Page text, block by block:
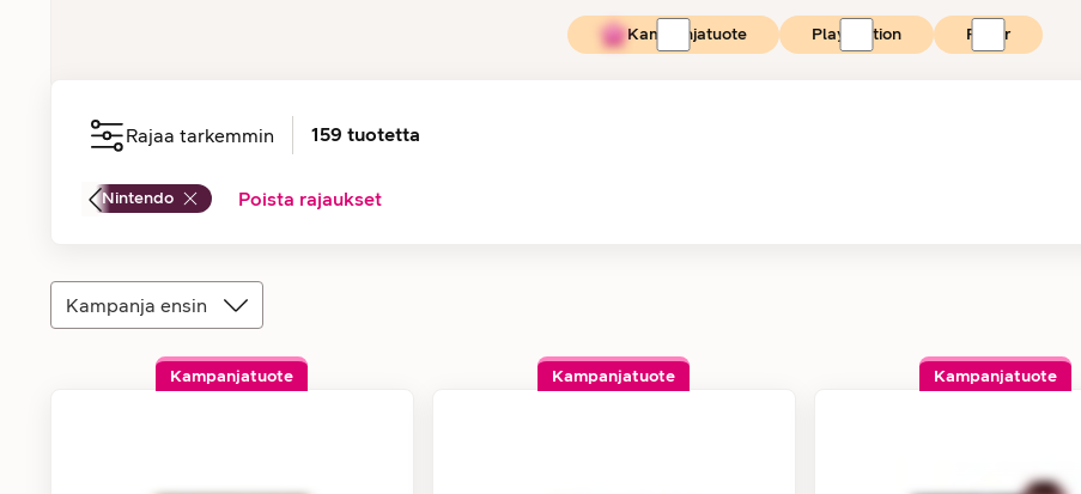
Kampanjatuote PlayStation Razer
Rajaa tarkemmin 159 tuotetta
Nintendo Poista rajaukset
Kampanja ensin
Kampanjatuote Kampanjatuote Kampanjatuote